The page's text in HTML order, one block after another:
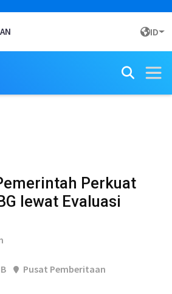
ID
Perkuat
lewat Evaluasi
Pusat Pemberitaan